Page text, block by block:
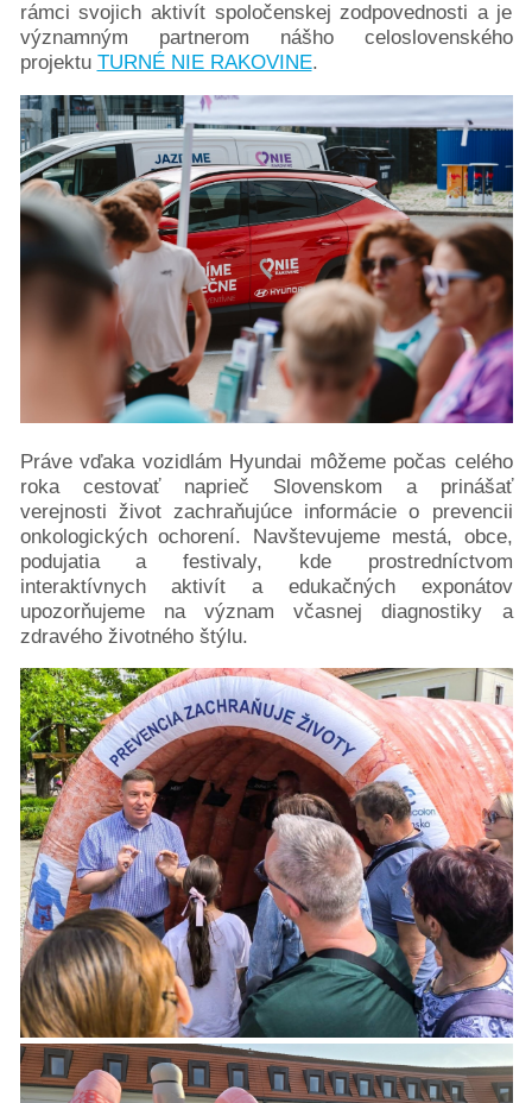
rámci svojich aktivít spoločenskej zodpovednosti a je
významným partnerom nášho celoslovenského
projektu TURNÉ NIE RAKOVINE.
Práve vďaka vozidlám Hyundai môžeme počas celého
roka cestovať naprieč Slovenskom a prinášať
verejnosti život zachraňujúce informácie o prevencii
onkologických ochorení. Navštevujeme mestá, obce,
podujatia a festivaly, kde prostredníctvom
interaktívnych aktivít a edukačných exponátov
upozorňujeme na význam včasnej diagnostiky a
zdravého životného štýlu.